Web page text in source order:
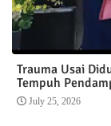
Trauma Usai
Tempuh
July 25, 2026